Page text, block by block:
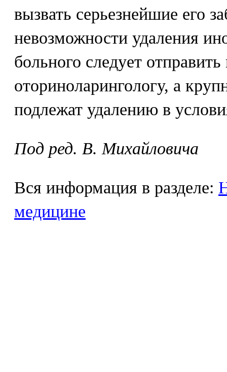
вызвать серьезнейшие его
невозможности удаления
больного следует
оториноларингологу, а
подлежат удалению в
Под ред. В. Михайловича
Вся информация в разделе:
медицине